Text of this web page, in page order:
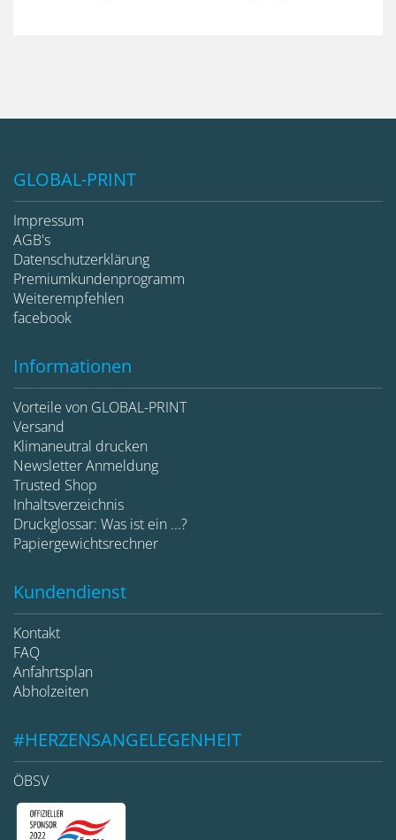
GLOBAL-PRINT
Impressum
AGB's
Datenschutzerklärung
Premiumkundenprogramm
Weiterempfehlen
facebook
Informationen
Vorteile von GLOBAL-PRINT
Versand
Klimaneutral drucken
Newsletter Anmeldung
Trusted Shop
Inhaltsverzeichnis
Druckglossar: Was ist ein ...?
Papiergewichtsrechner
Kundendienst
Kontakt
FAQ
Anfahrtsplan
Abholzeiten
#HERZENSANGELEGENHEIT
ÖBSV